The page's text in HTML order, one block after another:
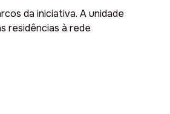
da iniciativa. A unidade
residências à rede